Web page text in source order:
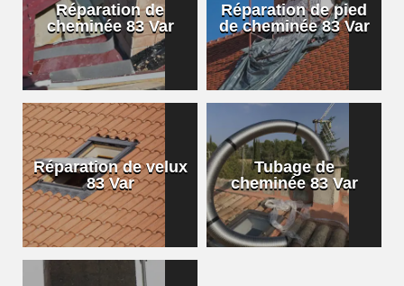
Réparation de
cheminée 83 Var
Réparation de pied
de cheminée 83 Var
Réparation de velux
83 Var
Tubage de
cheminée 83 Var